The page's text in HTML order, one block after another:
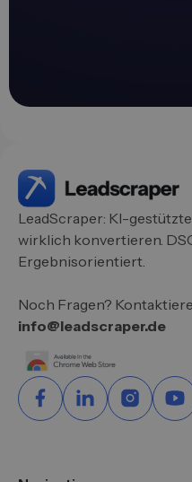
LeadScraper: KI-
wirklich konvertieren.
Ergebnisorientiert.
Noch Fragen?
info@leadscraper.de